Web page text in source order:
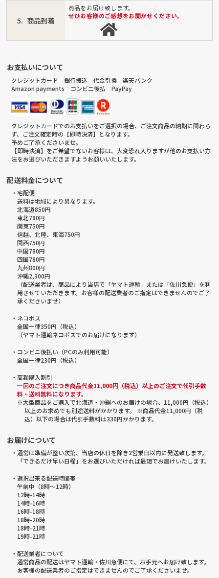
商品到着
商品をお届け致します。
ぜひお客様のご感想をお聞かせください。
お支払いについて
クレジットカード 銀行振込 代金引換 楽天バンク
Amazon payments コンビニ後払 PayPay
クレジットカードでのお支払いをご選択の場合、ご注文商品の納期に関わら
ず、ご注文確定時の【即時決済】となります。
予めご了承くださいませ。
【即時決済】をご希望でないお客様は、大変恐れ入りますが他のお支払い方
法をお選びいただきますようお願いいたします。
配送料金について
・宅配便
送料は地域により異なります。
北海道850円
東北780円
関東750円
信越、北陸、東海750円
関西750円
中国780円
四国780円
九州800円
沖縄2,300円
（配送業者は、商品により当店で「ヤマト運輸」または「佐川急便」を利
用させていただきます。お客様の配送業者のご指定はできませんのでご了
承くださいませ）
・ネコポス
全国一律350円（税込）
（ヤマト運輸ネコポスでのお届けになります）
・コンビニ後払い（PCのみ利用可能）
全国一律230円（税込）
・高額購入割引
一回のご注文につき商品代金11,000円（税込）以上のご注文で代引手数
料・送料無料になります。
※大型商品をご購入で北海道・沖縄へのお届けの場合、11,000円（税込）
以上のお求めでも別途送料がかかります。 ※商品代金11,000円（税
込）以下の場合は代引手数料は330円かかります。
お届けについて
・通常は準備が整い次第、当店の休日を除き2営業日以内に発送致します。
「できるだけ早い日程」をお選びいただければ最短でお届けいたします。
・選択出来る配送時間帯
午前中（8時～12時）
12時-14時
14時-16時
16時-18時
18時-20時
18時-21時
19時-21時
・配送業者について
通常商品の配送はヤマト運輸・佐川急便にて、お手元へお届け致します。
お客様の配送業者のご指定はできませんのでご了承くださいませ。